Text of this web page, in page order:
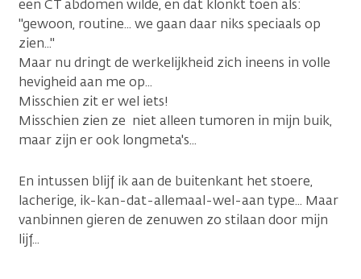
een CT abdomen wilde, en dat klonkt toen als:
"gewoon, routine... we gaan daar niks speciaals op
zien..."
Maar nu dringt de werkelijkheid zich ineens in volle
hevigheid aan me op...
Misschien zit er wel iets!
Misschien zien ze niet alleen tumoren in mijn buik,
maar zijn er ook longmeta's...
En intussen blijf ik aan de buitenkant het stoere,
lacherige, ik-kan-dat-allemaal-wel-aan type... Maar
vanbinnen gieren de zenuwen zo stilaan door mijn
lijf...